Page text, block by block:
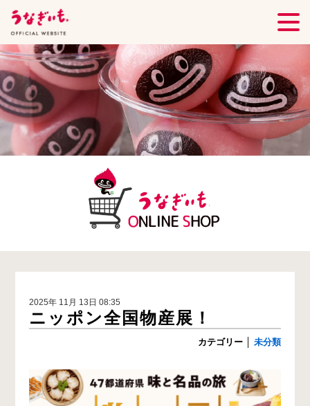
2025年 11月 13日 08:35
ニッポン全国物産展！
カテゴリー 未分類